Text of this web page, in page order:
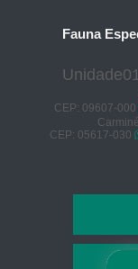
Fauna
CEP: 09607-000
CEP: 05617-030